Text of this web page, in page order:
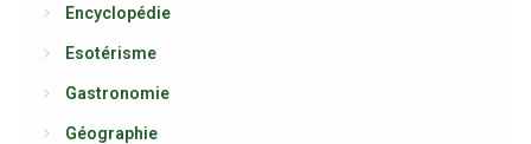
Encyclopédie
Esotérisme
Gastronomie
Géographie